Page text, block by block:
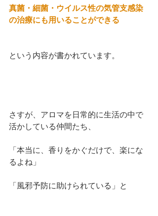
真菌・細菌・ウイルス性の気管支感染
の治療にも用いることができる
という内容が書かれています。
さすが、アロマを日常的に生活の中で
活かしている仲間たち、
「本当に、香りをかぐだけで、楽にな
るよね」
「風邪予防に助けられている」と